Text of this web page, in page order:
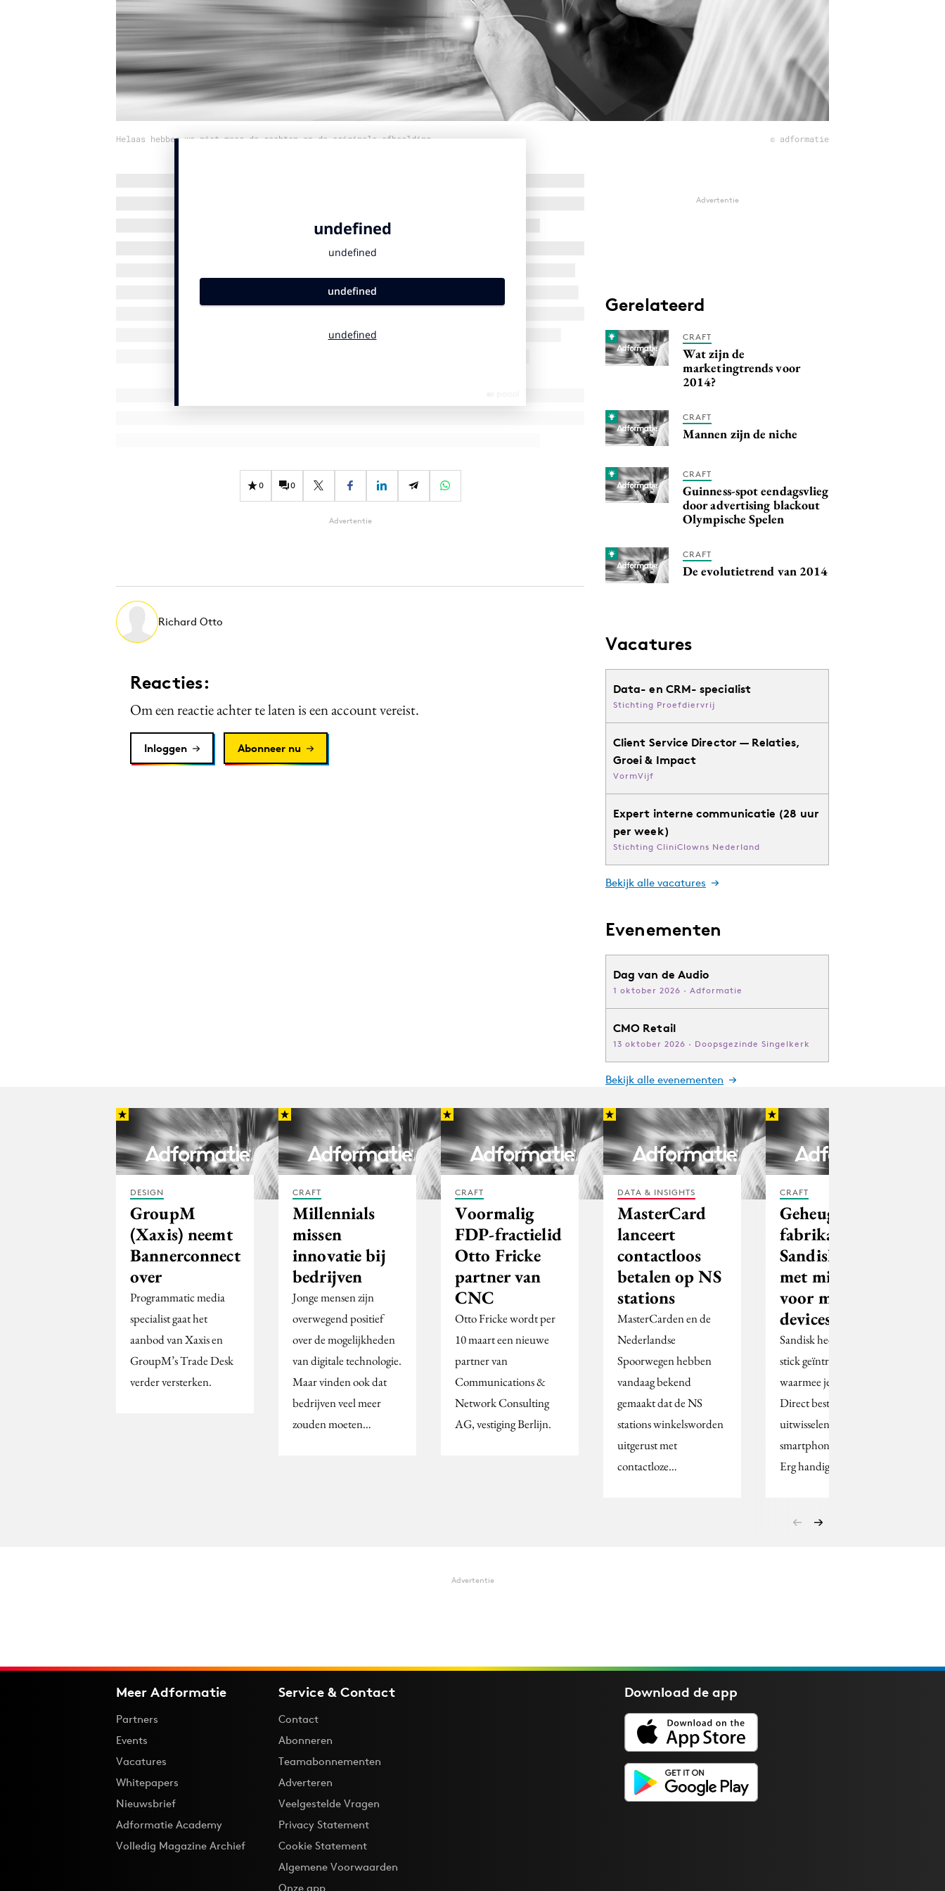
Helaas hebben we niet meer de rechten op de originele afbeelding © adformatie
0 0
Advertentie
Richard Otto
Reacties:
Om een reactie achter te laten is een account vereist.
Inloggen Abonneer nu
Advertentie
Gerelateerd
CRAFT
Wat zijn de
marketingtrends voor
2014?
CRAFT
Mannen zijn de niche
CRAFT
Guinness-spot eendagsvlieg
door advertising blackout
Olympische Spelen
CRAFT
De evolutietrend van 2014
Vacatures
Data- en CRM- specialist
Stichting Proefdiervrij
Client Service Director — Relaties,
Groei & Impact
VormVijf
Expert interne communicatie (28 uur
per week)
Stichting CliniClowns Nederland
Bekijk alle vacatures
Evenementen
Dag van de Audio
1 oktober 2026 · Adformatie
CMO Retail
13 oktober 2026 · Doopsgezinde Singelkerk
Bekijk alle evenementen
DESIGN
GroupM
(Xaxis) neemt
Bannerconnect
over
Programmatic media
specialist gaat het
aanbod van Xaxis en
GroupM’s Trade Desk
verder versterken.
CRAFT
Millennials
missen
innovatie bij
bedrijven
Jonge mensen zijn
overwegend positief
over de mogelijkheden
van digitale technologie.
Maar vinden ook dat
bedrijven veel meer
zouden moeten…
CRAFT
Voormalig
FDP-fractielid
Otto Fricke
partner van
CNC
Otto Fricke wordt per
10 maart een nieuwe
partner van
Communications &
Network Consulting
AG, vestiging Berlijn.
DATA & INSIGHTS
MasterCard
lanceert
contactloos
betalen op NS
stations
MasterCarden en de
Nederlandse
Spoorwegen hebben
vandaag bekend
gemaakt dat de NS
stations winkelsworden
uitgerust met
contactloze…
CRAFT
Geheugen
fabrikant
Sandisk komt
met mini NAS
voor mobile
devices
Sandisk heeft een usb-
stick geïntroduceerd,
waarmee je via Wifi
Direct bestanden kan
uitwisselen met de
smartphone of tablet.
Erg handig…
Advertentie
Meer Adformatie
Partners
Events
Vacatures
Whitepapers
Nieuwsbrief
Adformatie Academy
Volledig Magazine Archief
Service & Contact
Contact
Abonneren
Teamabonnementen
Adverteren
Veelgestelde Vragen
Privacy Statement
Cookie Statement
Algemene Voorwaarden
Onze app
Download deapp